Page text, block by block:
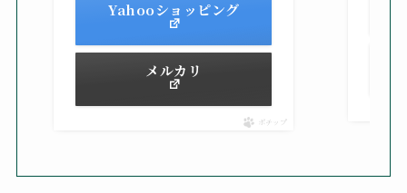
Yahooショッピング
メルカリ
ポチップ